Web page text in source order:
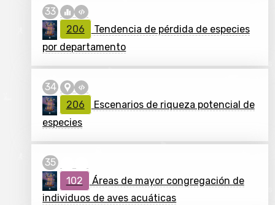
206
Tendencia de pérdida de especies
por departamento
206
Escenarios de riqueza potencial de
especies
102
Áreas de mayor congregación de
individuos de aves acuáticas